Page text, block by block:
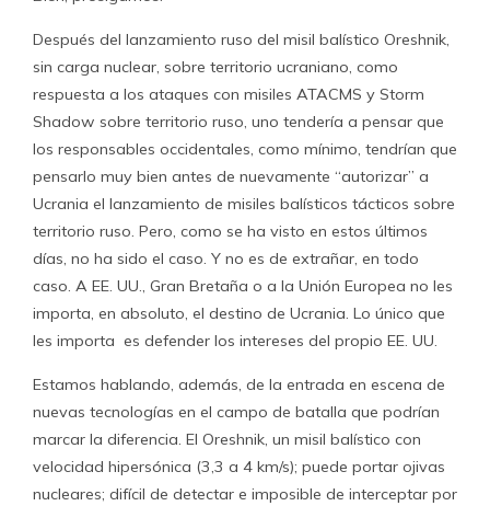
Después del lanzamiento ruso del misil balístico Oreshnik,
sin carga nuclear, sobre territorio ucraniano, como
respuesta a los ataques con misiles ATACMS y Storm
Shadow sobre territorio ruso, uno tendería a pensar que
los responsables occidentales, como mínimo, tendrían que
pensarlo muy bien antes de nuevamente “autorizar” a
Ucrania el lanzamiento de misiles balísticos tácticos sobre
territorio ruso. Pero, como se ha visto en estos últimos
días, no ha sido el caso. Y no es de extrañar, en todo
caso. A EE. UU., Gran Bretaña o a la Unión Europea no les
importa, en absoluto, el destino de Ucrania. Lo único que
les importa es defender los intereses del propio EE. UU.
Estamos hablando, además, de la entrada en escena de
nuevas tecnologías en el campo de batalla que podrían
marcar la diferencia. El Oreshnik, un misil balístico con
velocidad hipersónica (3,3 a 4 km/s); puede portar ojivas
nucleares; difícil de detectar e imposible de interceptar por